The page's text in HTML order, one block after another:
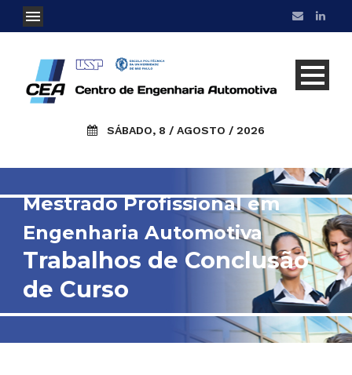
SÁBADO, 8 / AGOSTO / 2026
Mestrado Profissional em
Engenharia Automotiva
Trabalhos de Conclusão
de Curso